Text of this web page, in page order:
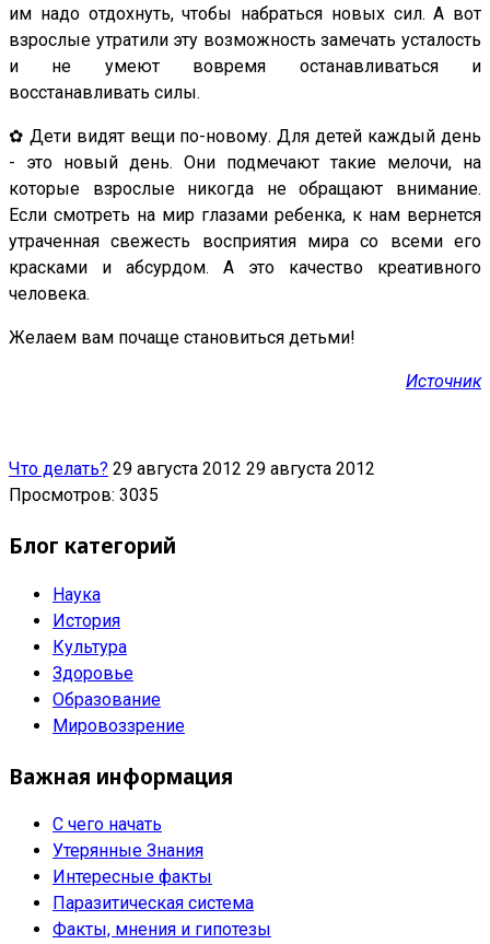
им надо отдохнуть, чтобы набраться новых сил. А вот
взрослые утратили эту возможность замечать усталость
и не умеют вовремя останавливаться и
восстанавливать силы.
✿ Дети видят вещи по-новому. Для детей каждый день
- это новый день. Они подмечают такие мелочи, на
которые взрослые никогда не обращают внимание.
Если смотреть на мир глазами ребенка, к нам вернется
утраченная свежесть восприятия мира со всеми его
красками и абсурдом. А это качество креативного
человека.
Желаем вам почаще становиться детьми!
Источник
Что делать? 29 августа 2012 29 августа 2012
Просмотров: 3035
Блог категорий
Наука
История
Культура
Здоровье
Образование
Мировоззрение
Важная информация
С чего начать
Утерянные Знания
Интересные факты
Паразитическая система
Факты, мнения и гипотезы